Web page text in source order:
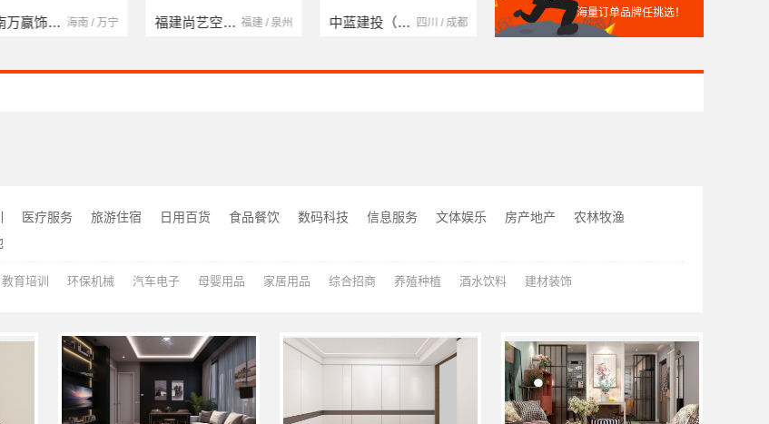
福建尚艺空间新材料科技有限公司 福建 / 泉州 中蓝建投（北京）建设有限公司四川第一分公司 四川 / 成都 湖南自由家装饰工程有限公司 湖南 / 湘潭
海量订单品牌任挑选！
医疗服务 旅游住宿 日用百货 食品餐饮 数码科技 信息服务 文体娱乐 房产地产
农林牧渔
教育培训 环保机械 汽车电子 母婴用品 家居用品 综合招商 养殖种植 酒水饮料 建材装饰